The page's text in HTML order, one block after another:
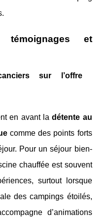
témoignages et
sur l’offre
en avant ladétente au
comme des points forts
Pour un séjour bien-
chauffée est souvent
surtout lorsque
des campings étoilés,
d’animations